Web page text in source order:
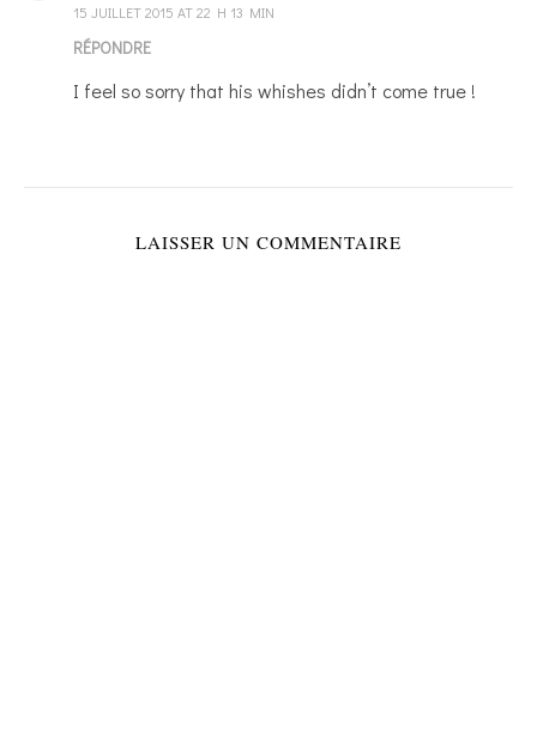
15 JUILLET 2015 AT 22 H 13 MIN
RÉPONDRE
I feel so sorry that his whishes didn’t come true !
LAISSER UN COMMENTAIRE